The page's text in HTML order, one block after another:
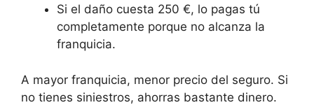
Si el daño cuesta 250 €, lo pagas tú
completamente porque no alcanza la
franquicia.
A mayor franquicia, menor precio del seguro. Si
no tienes siniestros, ahorras bastante dinero.